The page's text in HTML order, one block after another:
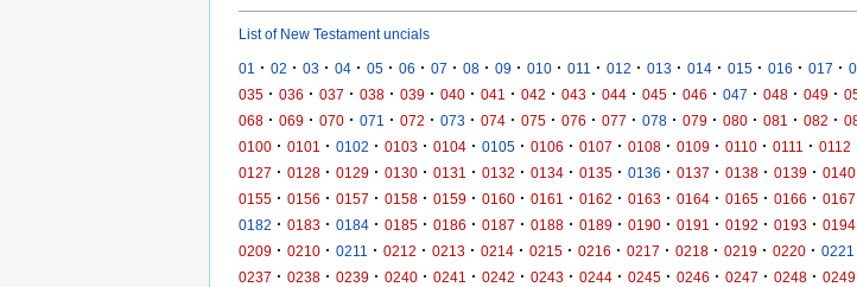
List of New Testament uncials
01 · 02 · 03 · 04 · 05 · 06 · 07 · 08 · 09 · 010 · 011 · 012 · 013 · 014 · 015 · 016 · 017 ·
035 · 036 · 037 · 038 · 039 · 040 · 041 · 042 · 043 · 044 · 045 · 046 · 047 · 048 · 049 ·
068 · 069 · 070 · 071 · 072 · 073 · 074 · 075 · 076 · 077 · 078 · 079 · 080 · 081 · 082 ·
0100 · 0101 · 0102 · 0103 · 0104 · 0105 · 0106 · 0107 · 0108 · 0109 · 0110 · 0111 · 0112
0127 · 0128 · 0129 · 0130 · 0131 · 0132 · 0134 · 0135 · 0136 · 0137 · 0138 · 0139 · 0140
0155 · 0156 · 0157 · 0158 · 0159 · 0160 · 0161 · 0162 · 0163 · 0164 · 0165 · 0166 · 0167
0182 · 0183 · 0184 · 0185 · 0186 · 0187 · 0188 · 0189 · 0190 · 0191 · 0192 · 0193 · 0194
0209 · 0210 · 0211 · 0212 · 0213 · 0214 · 0215 · 0216 · 0217 · 0218 · 0219 · 0220 · 0221
0237 · 0238 · 0239 · 0240 · 0241 · 0242 · 0243 · 0244 · 0245 · 0246 · 0247 · 0248 · 0249